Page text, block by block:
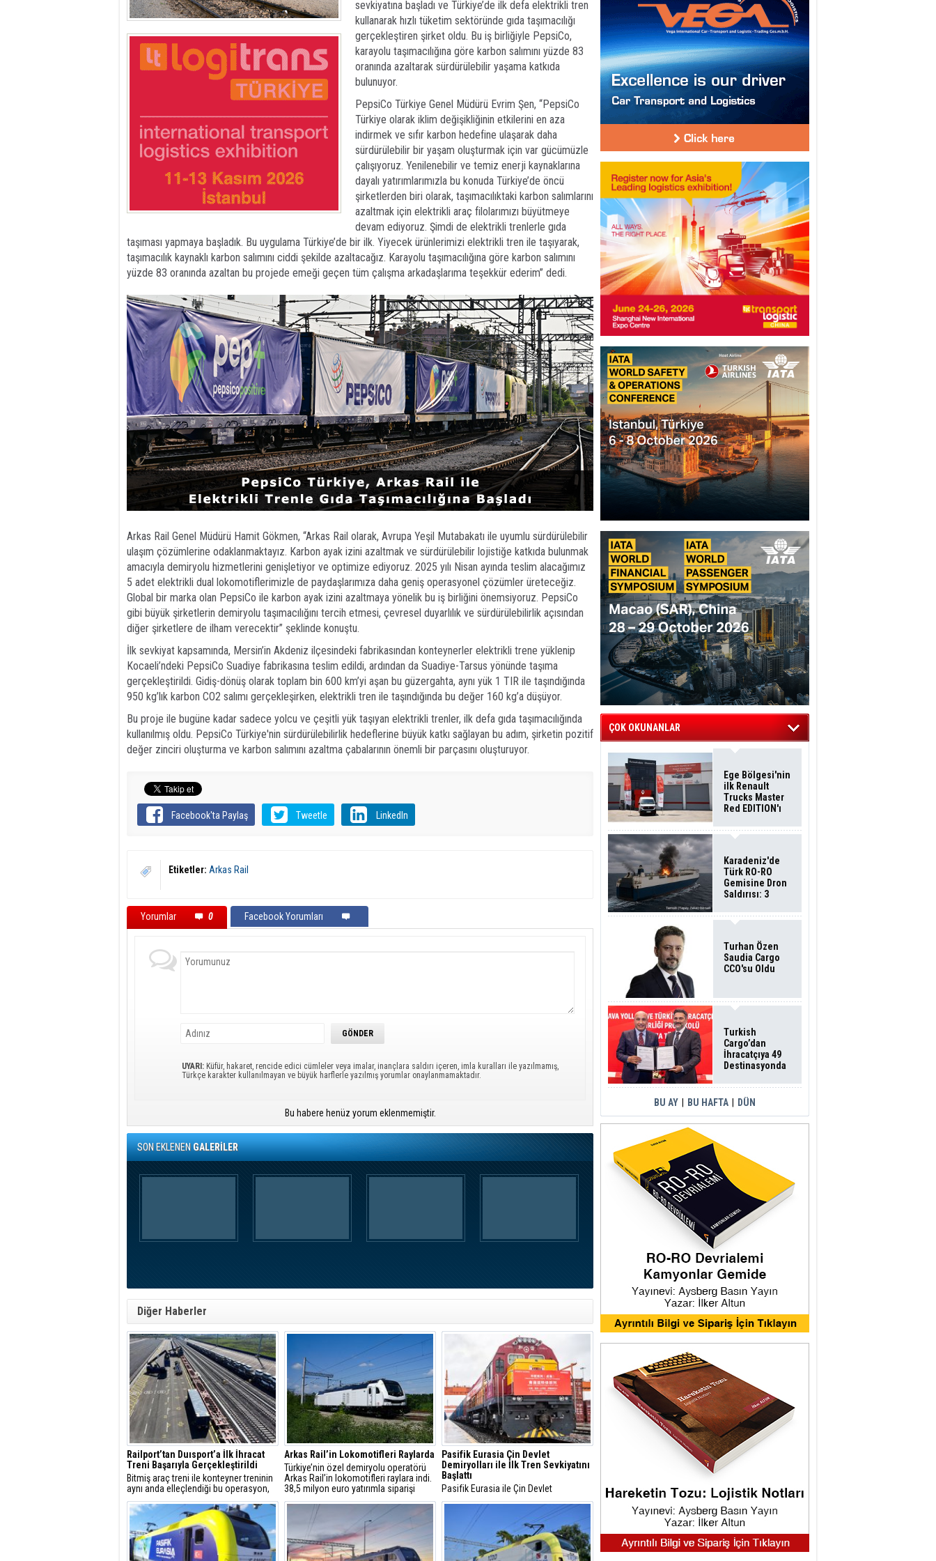
sevkiyatına başladı ve Türkiye’de ilk defa elektrikli tren
kullanarak hızlı tüketim sektöründe gıda taşımacılığı
gerçekleştiren şirket oldu. Bu iş birliğiyle PepsiCo,
karayolu taşımacılığına göre karbon salımını yüzde 83
oranında azaltarak sürdürülebilir yaşama katkıda
bulunuyor.
PepsiCo Türkiye Genel Müdürü Evrim Şen, “PepsiCo
Türkiye olarak iklim değişikliğinin etkilerini en aza
indirmek ve sıfır karbon hedefine ulaşarak daha
sürdürülebilir bir yaşam oluşturmak için var gücümüzle
çalışıyoruz. Yenilenebilir ve temiz enerji kaynaklarına
dayalı yatırımlarımızla bu konuda Türkiye’de öncü
şirketlerden biri olarak, taşımacılıktaki karbon salımlarını
azaltmak için elektrikli araç filolarımızı büyütmeye
devam ediyoruz. Şimdi de elektrikli trenlerle gıda
taşıması yapmaya başladık. Bu uygulama Türkiye’de bir ilk. Yiyecek ürünlerimizi elektrikli tren ile taşıyarak,
taşımacılık kaynaklı karbon salımını ciddi şekilde azaltacağız. Karayolu taşımacılığına göre karbon salımını
yüzde 83 oranında azaltan bu projede emeği geçen tüm çalışma arkadaşlarıma teşekkür ederim” dedi.
Arkas Rail Genel Müdürü Hamit Gökmen, “Arkas Rail olarak, Avrupa Yeşil Mutabakatı ile uyumlu sürdürülebilir
ulaşım çözümlerine odaklanmaktayız. Karbon ayak izini azaltmak ve sürdürülebilir lojistiğe katkıda bulunmak
amacıyla demiryolu hizmetlerini genişletiyor ve optimize ediyoruz. 2025 yılı Nisan ayında teslim alacağımız
5 adet elektrikli dual lokomotiflerimizle de paydaşlarımıza daha geniş operasyonel çözümler üreteceğiz.
Global bir marka olan PepsiCo ile karbon ayak izini azaltmaya yönelik bu iş birliğini önemsiyoruz. PepsiCo
gibi büyük şirketlerin demiryolu taşımacılığını tercih etmesi, çevresel duyarlılık ve sürdürülebilirlik açısından
diğer şirketlere de ilham verecektir” şeklinde konuştu.
İlk sevkiyat kapsamında, Mersin’in Akdeniz ilçesindeki fabrikasından konteynerler elektrikli trene yüklenip
Kocaeli’ndeki PepsiCo Suadiye fabrikasına teslim edildi, ardından da Suadiye-Tarsus yönünde taşıma
gerçekleştirildi. Gidiş-dönüş olarak toplam bin 600 km’yi aşan bu güzergahta, aynı yük 1 TIR ile taşındığında
950 kg’lık karbon CO2 salımı gerçekleşirken, elektrikli tren ile taşındığında bu değer 160 kg’a düşüyor.
Bu proje ile bugüne kadar sadece yolcu ve çeşitli yük taşıyan elektrikli trenler, ilk defa gıda taşımacılığında
kullanılmış oldu. PepsiCo Türkiye'nin sürdürülebilirlik hedeflerine büyük katkı sağlayan bu adım, şirketin pozitif
değer zinciri oluşturma ve karbon salımını azaltma çabalarının önemli bir parçasını oluşturuyor.
Facebook'ta Paylaş Tweetle LinkedIn
Etiketler: Arkas Rail
Yorumlar 0 Facebook Yorumları
UYARI: Küfür, hakaret, rencide edici cümleler veya imalar, inançlara saldırı içeren, imla kuralları ile yazılmamış,
Türkçe karakter kullanılmayan ve büyük harflerle yazılmış yorumlar onaylanmamaktadır.
Bu habere henüz yorum eklenmemiştir.
SON EKLENENGALERİLER
Diğer Haberler
Railport’tan Duısport’a İlk İhracat
Treni Başarıyla Gerçekleştirildi
Bitmiş araç treni ile konteyner treninin
aynı anda elleçlendiği bu operasyon,
Railport’un farklı yük tiplerini eş
zamanlı yönetebilen güçlü altyapısını
ve operasyonel esnekliğini bir kez
daha ortaya koydu.
Arkas Rail’in Lokomotifleri Raylarda
Türkiye’nin özel demiryolu operatörü
Arkas Rail’in lokomotifleri raylara indi.
38,5 milyon euro yatırımla siparişi
verilen 5 lokomotifin 3’ü Türkiye’ye
getirildi. Çevreci lokomotifler Türk
sanayisinin büyümesine ve rekabet
gücüne katkı sağlayacak.
Pasifik Eurasia Çin Devlet
Demiryolları ile İlk Tren Sevkiyatını
Başlattı
Pasifik Eurasia ile Çin Devlet
Demiryolları iş birliğiyle Orta Koridor
güneybatısında yer alan Chongqing ve
Chengdu’dan yola çıktı.
ÇOK OKUNANLAR
Ege Bölgesi'nin
ilk Renault
Trucks Master
Red EDITION'ı
Filosuna Katıldı
Karadeniz'de
Türk RO-RO
Gemisine Dron
Saldırısı: 3
Durumu Ağır
Turhan Özen
Saudia Cargo
CCO'su Oldu
Turkish
Cargo’dan
İhracatçıya 49
Destinasyonda
BU AY BU HAFTA DÜN